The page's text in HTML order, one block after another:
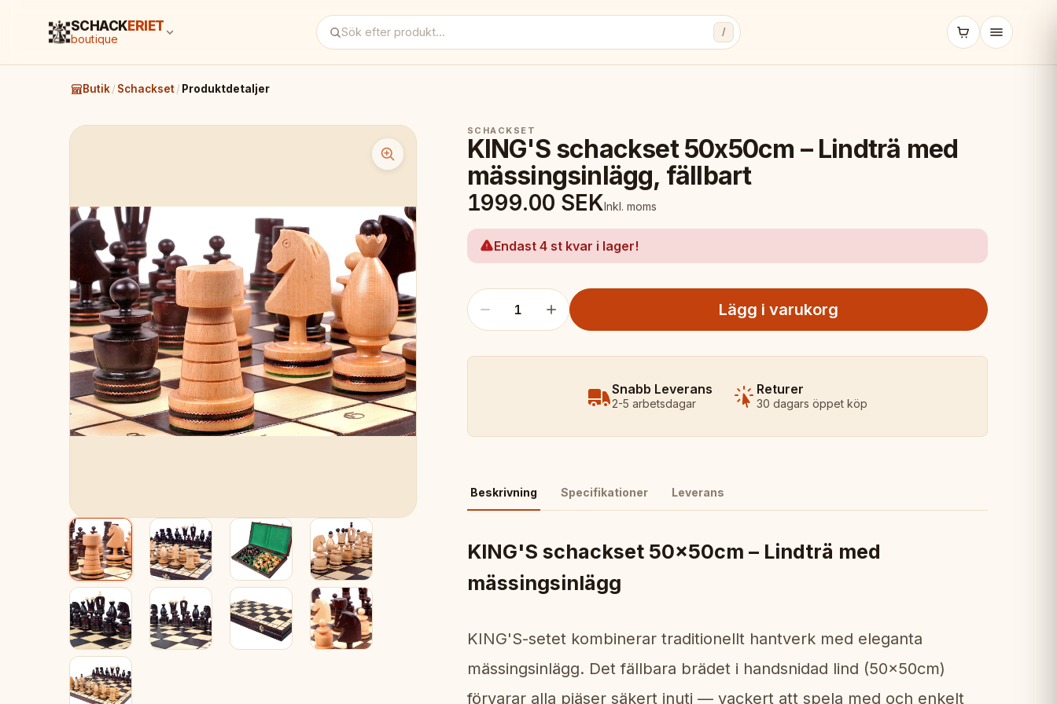
SCHACK ERIET
boutique
/
Butik/ Schackset/ Produktdetaljer
SCHACKSET
KING'S schackset 50x50cm – Lindträ med
mässingsinlägg, fällbart
1999.00 SEKInkl. moms
Endast 4 st kvar i lager!
1 Lägg i varukorg
Snabb Leverans
2-5 arbetsdagar
Returer
30 dagars öppet köp
Beskrivning Specifikationer Leverans
KING'S schackset 50x50cm – Lindträ med
mässingsinlägg
KING'S-setet kombinerar traditionellt hantverk med eleganta
mässingsinlägg. Det fällbara brädet i handsnidad lind (50x50cm)
förvarar alla pjäser säkert inuti — vackert att spela med och enkelt